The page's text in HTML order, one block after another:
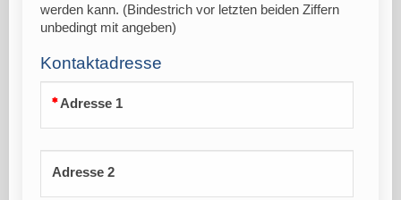
werden kann. (Bindestrich vor letzten beiden Ziffern
unbedingt mit angeben)
Kontaktadresse
Adresse 1
Adresse 2